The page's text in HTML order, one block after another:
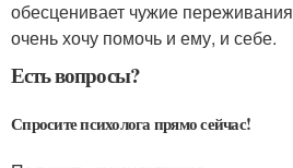
обесценивает чужие
очень хочу помочь и ему, и себе.
Есть вопросы?
Спросите психолога прямо сейчас!